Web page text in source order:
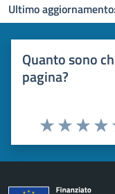
Ultimo aggiornamento:
Quanto sono
pagina?
Valuta
Valuta 2
Valuta 1 stelle